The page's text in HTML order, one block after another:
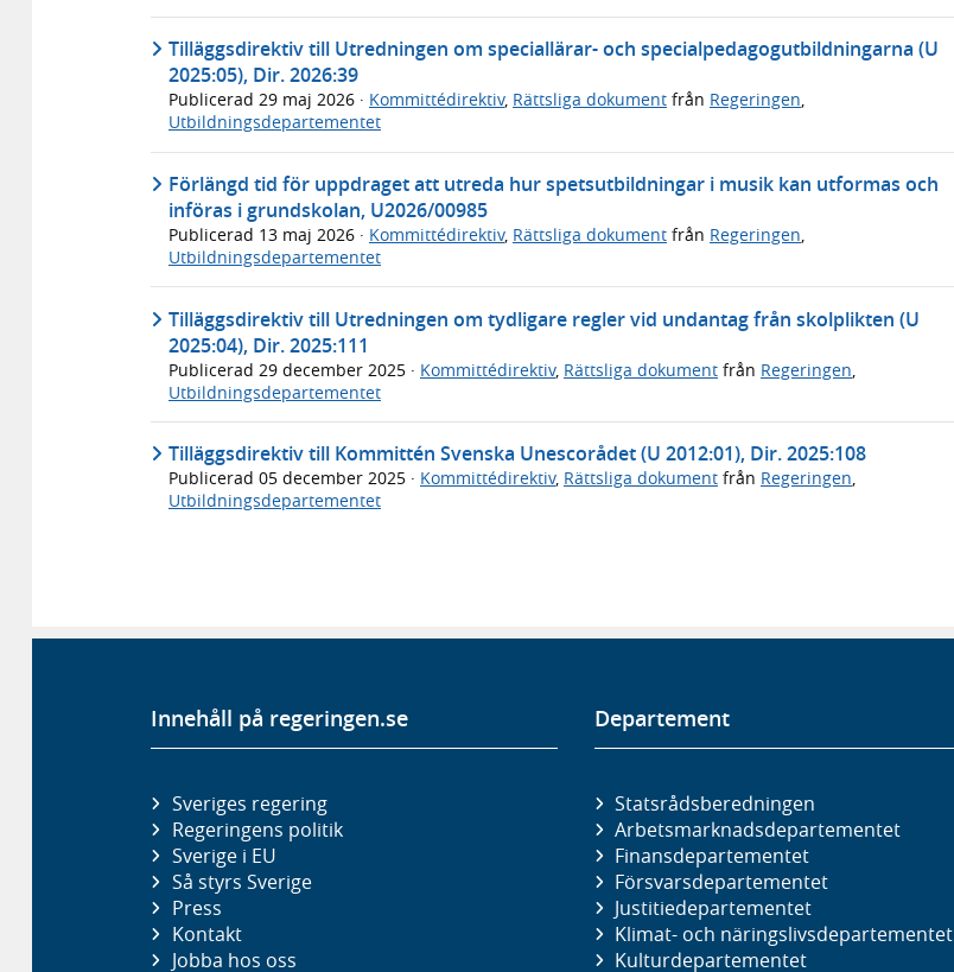
Tilläggsdirektiv till Utredningen om speciallärar- och specialpedagogutbildningarna (U
2025:05), Dir. 2026:39
Publicerad 29 maj 2026 · Kommittédirektiv, Rättsliga dokument från Regeringen,
Utbildningsdepartementet
Förlängd tid för uppdraget att utreda hur spetsutbildningar i musik kan utformas och
införas i grundskolan, U2026/00985
Publicerad 13 maj 2026 · Kommittédirektiv, Rättsliga dokument från Regeringen,
Utbildningsdepartementet
Tilläggsdirektiv till Utredningen om tydligare regler vid undantag från skolplikten (U
2025:04), Dir. 2025:111
Publicerad 29 december 2025 · Kommittédirektiv, Rättsliga dokument från Regeringen
Utbildningsdepartementet
Tilläggsdirektiv till Kommittén Svenska Unescorådet (U 2012:01), Dir. 2025:108
Publicerad 05 december 2025 · Kommittédirektiv, Rättsliga dokument från Regeringen,
Utbildningsdepartementet
Innehåll på regeringen.se
Sveriges regering
Regeringens politik
Sverige i EU
Så styrs Sverige
Press
Kontakt
Jobba hos oss
Departement
Statsrådsberedningen
Arbetsmarknads­departementet
Finans­departementet
Försvars­departementet
Justitie­departementet
Klimat- och näringslivs­departementet
Kultur­departementet